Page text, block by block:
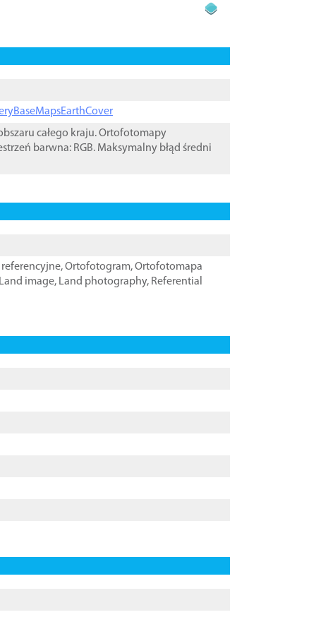
całego kraju. Ortofotomapy
barwna: RGB. Maksymalny błąd średni
,Ortofotogram,Ortofotomapa
image, Land photography, Referential